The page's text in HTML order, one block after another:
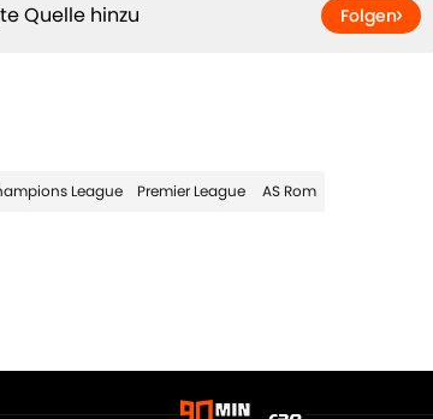
Quelle hinzu Folgen
League Premier League AS Rom